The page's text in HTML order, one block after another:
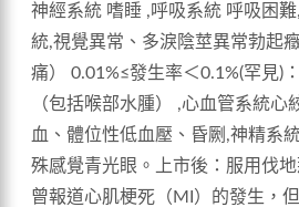
神經系統 嗜睡 ,呼吸系統 呼吸困
統,視覺異常、多淚陰莖異常勃起
痛） 0.01%≤發生率＜0.1%(罕見)
（包括喉部水腫） ,心血管系統心
血、體位性低血壓、昏劂,神精系
殊感覺青光眼。上市後：服用伐地
曾報道心肌梗死（MI）的發生，